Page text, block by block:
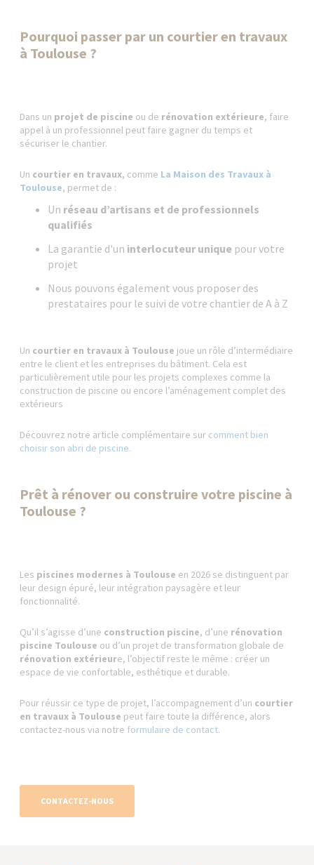
Pourquoi passer par un courtier en travaux
à Toulouse ?
Dans un projet de piscine ou de rénovation extérieure, faire
appel à un professionnel peut faire gagner du temps et
sécuriser le chantier.
Un courtier en travaux, comme La Maison des Travaux à
Toulouse, permet de :
Un réseau d’artisans et de professionnels
qualifiés
La garantie d'un interlocuteur unique pour votre
projet
Nous pouvons également vous proposer des
prestataires pour le suivi de votre chantier de A à Z
Un courtier en travaux à Toulouse joue un rôle d’intermédiaire
entre le client et les entreprises du bâtiment. Cela est
particulièrement utile pour les projets complexes comme la
construction de piscine ou encore l’aménagement complet des
extérieurs
Découvrez notre article complémentaire sur comment bien
choisir son abri de piscine.
Prêt à rénover ou construire votre piscine à
Toulouse ?
Les piscines modernes à Toulouse en 2026 se distinguent par
leur design épuré, leur intégration paysagère et leur
fonctionnalité.
Qu’il s’agisse d’une construction piscine, d’une rénovation
piscine Toulouse ou d’un projet de transformation globale de
rénovation extérieure, l’objectif reste le même : créer un
espace de vie confortable, esthétique et durable.
Pour réussir ce type de projet, l’accompagnement d’un courtier
en travaux à Toulouse peut faire toute la différence, alors
contactez-nous via notre formulaire de contact.
CONTACTEZ-NOUS